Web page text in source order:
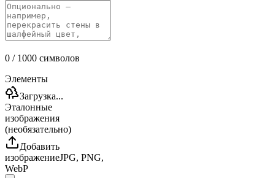
0 / 1000 символов
Элементы
Загрузка...
Эталонные
изображения
(необязательно)
Добавить
изображениеJPG, PNG,
WebP